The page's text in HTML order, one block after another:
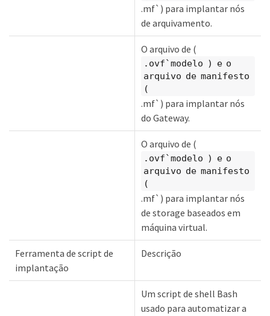
.mf`) para implantar nós
de arquivamento.
O arquivo de (
.ovf`modelo ) e o
arquivo de manifesto
(
.mf`) para implantar nós
do Gateway.
O arquivo de (
.ovf`modelo ) e o
arquivo de manifesto
(
.mf`) para implantar nós
de storage baseados em
máquina virtual.
Ferramenta de script de
implantação
Descrição
Um script de shell Bash
usado para automatizar a